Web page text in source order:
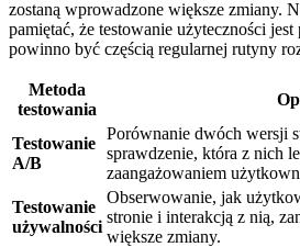
zostaną wprowadzone większe zmiany.
pamiętać, że testowanie użyteczności jest
powinno być częścią regularnej rutyny
Metoda
testowania
Testowanie
A/B
Porównanie dwóch wersji
sprawdzenie, która‌ z nich
zaangażowaniem
Testowanie⁣
używalności
Obserwowanie, jak
stronie i interakcją z ⁢nią,
większe zmiany.